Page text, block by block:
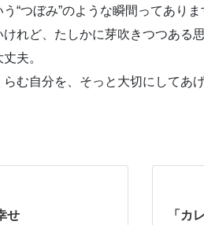
“つぼみ”のような瞬間ってありま
れど、たしかに芽吹きつつある思
夫。
む自分を、そっと大切にしてあげ
せ
「カ